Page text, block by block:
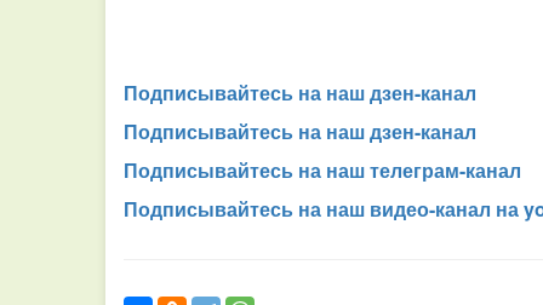
Подписывайтесь на наш дзен-канал
Подписывайтесь на наш дзен-канал
Подписывайтесь на наш телеграм-канал
Подписывайтесь на наш видео-канал на